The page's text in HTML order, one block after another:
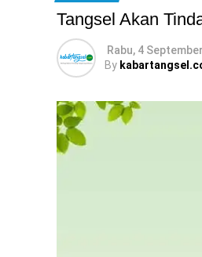
Tangsel Akan
Rabu, 4
By